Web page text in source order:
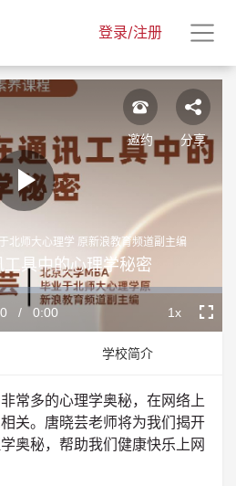
登录/注册
Play
Video
/ Duration
0:00
Playback
Rate
1x
北师大心理学 原新浪教育频道副主编
工具中的心理学秘密
邀约 分享
学校简介
常多的心理学奥秘，在网络上
关。唐晓芸老师将为我们揭开
奥秘，帮助我们健康快乐上网